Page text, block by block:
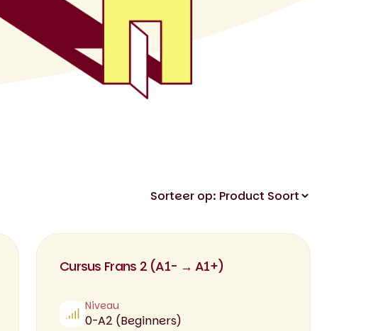
Cursus Frans 2 (A1- → A1+)
Niveau
0-A2 (Beginners)